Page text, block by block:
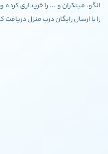
الگو، مبتکران و ... را خریداری
را با ارسال رایگان درب منزل دریافت